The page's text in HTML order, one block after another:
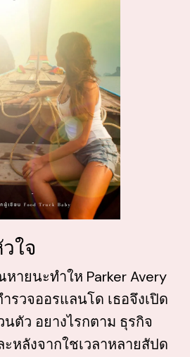
ใจ
ายนะทำให Parker Avery
รวจออรแลนโด เธอจึงเปิด
ตัว อยางไรกตาม ธุรกิจ
หลังจากใชเวลาหลายสัปด